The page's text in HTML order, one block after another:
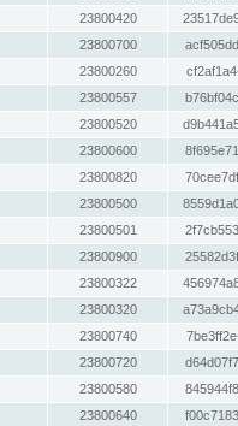
23800420
23800700
23800260
23800557
23800520
23800600
23800820
23800500
23800501
23800900
23800322
23800320
23800740
23800720
23800580
23800640